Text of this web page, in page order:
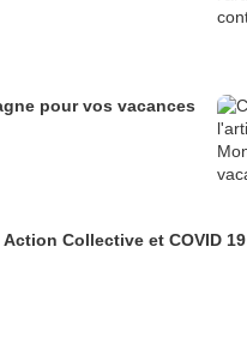
pour vos vacances
Collective et COVID 19